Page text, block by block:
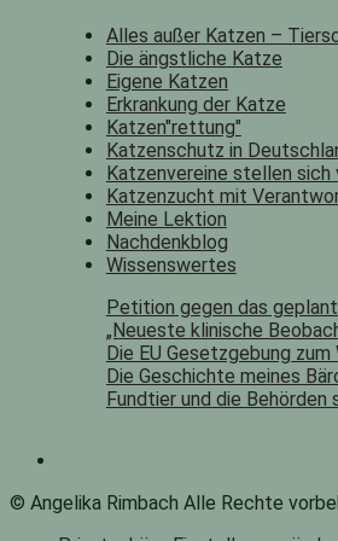
Alles außer Katzen –
Die ängstliche Katze
Eigene Katzen
Erkrankung der Katze
Katzen"rettung"
Katzenschutz in
Katzenvereine stellen sich
Katzenzucht mit
Meine Lektion
Nachdenkblog
Wissenswertes
Petition gegen das
„Neueste klinische
Die EU Gesetzgebung
Die Geschichte meines
Fundtier und die
© Angelika Rimbach Alle Rechte